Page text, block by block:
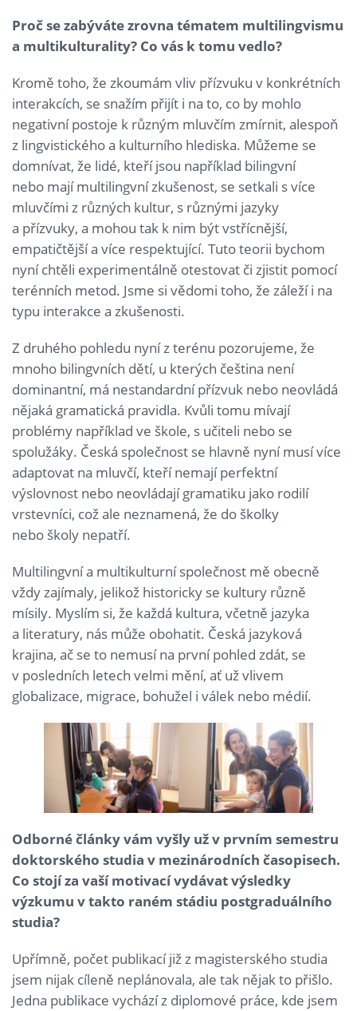
Proč se zabýváte zrovna tématem multilingvismu
a multikulturality? Co vás k tomu vedlo?
Kromě toho, že zkoumám vliv přízvuku v konkrétních
interakcích, se snažím přijít i na to, co by mohlo
negativní postoje k různým mluvčím zmírnit, alespoň
z lingvistického a kulturního hlediska. Můžeme se
domnívat, že lidé, kteří jsou například bilingvní
nebo mají multilingvní zkušenost, se setkali s více
mluvčími z různých kultur, s různými jazyky
a přízvuky, a mohou tak k nim být vstřícnější,
empatičtější a více respektující. Tuto teorii bychom
nyní chtěli experimentálně otestovat či zjistit pomocí
terénních metod. Jsme si vědomi toho, že záleží i na
typu interakce a zkušenosti.
Z druhého pohledu nyní z terénu pozorujeme, že
mnoho bilingvních dětí, u kterých čeština není
dominantní, má nestandardní přízvuk nebo neovládá
nějaká gramatická pravidla. Kvůli tomu mívají
problémy například ve škole, s učiteli nebo se
spolužáky. Česká společnost se hlavně nyní musí více
adaptovat na mluvčí, kteří nemají perfektní
výslovnost nebo neovládají gramatiku jako rodilí
vrstevníci, což ale neznamená, že do školky
nebo školy nepatří.
Multilingvní a multikulturní společnost mě obecně
vždy zajímaly, jelikož historicky se kultury různě
mísily. Myslím si, že každá kultura, včetně jazyka
a literatury, nás může obohatit. Česká jazyková
krajina, ač se to nemusí na první pohled zdát, se
v posledních letech velmi mění, ať už vlivem
globalizace, migrace, bohužel i válek nebo médií.
Odborné články vám vyšly už v prvním semestru
doktorského studia v mezinárodních časopisech.
Co stojí za vaší motivací vydávat výsledky
výzkumu v takto raném stádiu postgraduálního
studia?
Upřímně, počet publikací již z magisterského studia
jsem nijak cíleně neplánovala, ale tak nějak to přišlo.
Jedna publikace vychází z diplomové práce, kde jsem